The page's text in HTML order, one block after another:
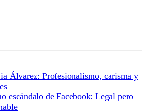
Álvarez: Profesionalismo, carisma y
escándalo de Facebook: Legal pero